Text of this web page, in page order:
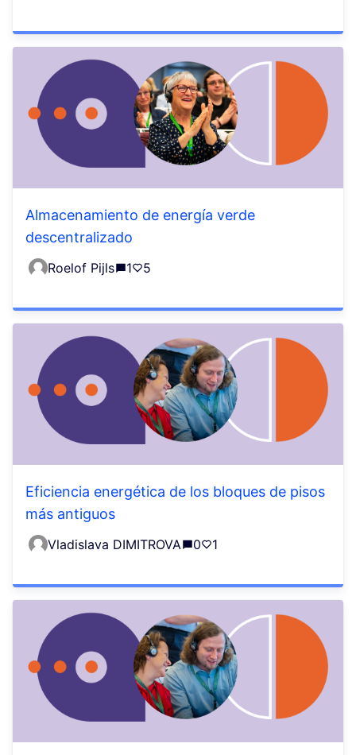
Almacenamiento de energía verde
descentralizado
Roelof Pijls 1 5
Eficiencia energética de los bloques de pisos
más antiguos
Vladislava DIMITROVA 0 1